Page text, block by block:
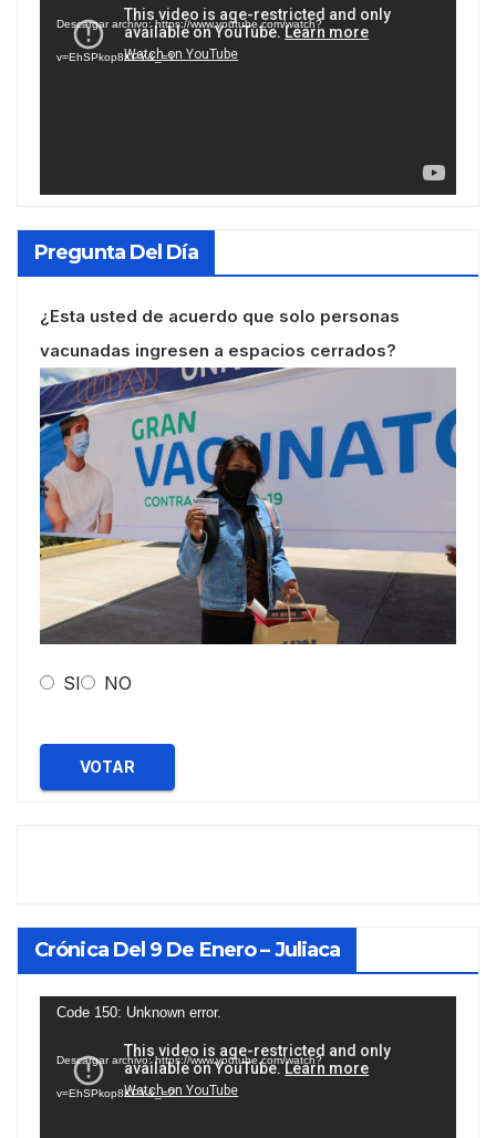
vídeo
Descargar archivo: https://www.youtube.com/watch?
v=EhSPkop8KPY&_=1
Pregunta Del Día
¿Esta usted de acuerdo que solo personas
vacunadas ingresen a espacios cerrados?
SI NO
VOTAR
Crónica Del 9 De Enero – Juliaca
Reproductor
vídeo
Code 150: Unknown error.
Descargar archivo: https://www.youtube.com/watch?
v=EhSPkop8KPY&_=2